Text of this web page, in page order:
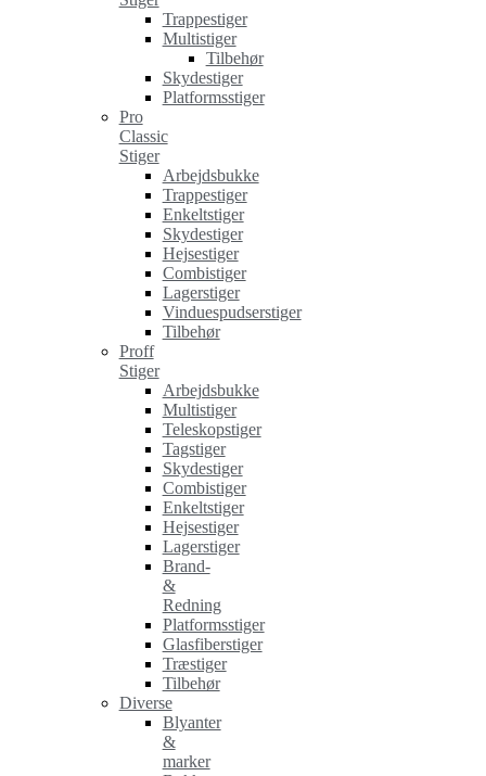
Trappestiger
Multistiger
Tilbehør
Skydestiger
Platformsstiger
Pro
Classic
Stiger
Arbejdsbukke
Trappestiger
Enkeltstiger
Skydestiger
Hejsestiger
Combistiger
Lagerstiger
Vinduespudserstiger
Tilbehør
Proff
Stiger
Arbejdsbukke
Multistiger
Teleskopstiger
Tagstiger
Skydestiger
Combistiger
Enkeltstiger
Hejsestiger
Lagerstiger
Brand-
&
Redning
Platformsstiger
Glasfiberstiger
Træstiger
Tilbehør
Diverse
Blyanter
&
marker